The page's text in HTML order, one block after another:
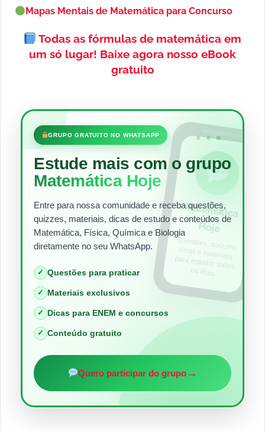
Mapas Mentais de Matemática para Concurso
Todas as fórmulas de matemática em
um só lugar! Baixe agora nosso eBook
gratuito
•••
GRUPO GRATUITO NO WHATSAPP
Estude mais com o grupo
Matemática Hoje
Entre para nossa comunidade e receba questões,
quizzes, materiais, dicas de estudo e conteúdos de
Matemática, Física, Química e Biologia
diretamente no seu WhatsApp.
✓ Questões para praticar
✓ Materiais exclusivos
✓ Dicas para ENEM e concursos
✓ Conteúdo gratuito
Quero participar do grupo→
Matem
ática
Hoje
Questões, quizzes,
dicas e materiais
para estudar todos
os dias.